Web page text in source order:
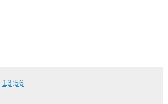
13:56